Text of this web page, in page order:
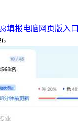
填报电脑网页版入口